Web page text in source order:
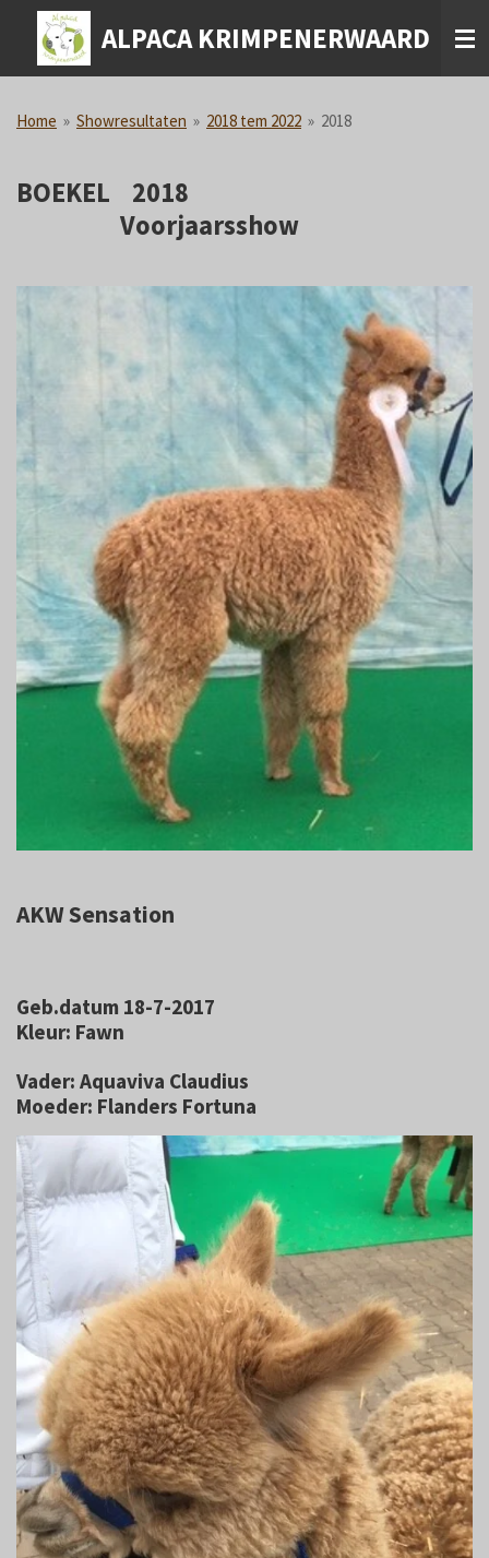
direct
naar
hoofdinhoud
ALPACA KRIMPENERWAARD
Home » Showresultaten » 2018 tem 2022 » 2018
BOEKEL 2018
Voorjaarsshow
AKW Sensation
Geb.datum 18-7-2017
Kleur: Fawn
Vader: Aquaviva Claudius
Moeder: Flanders Fortuna